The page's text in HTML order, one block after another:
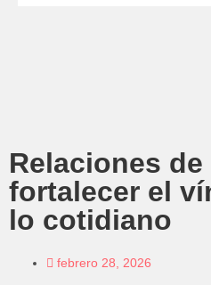
Relaciones
fortalecer el
lo cotidiano
febrero 28, 2026